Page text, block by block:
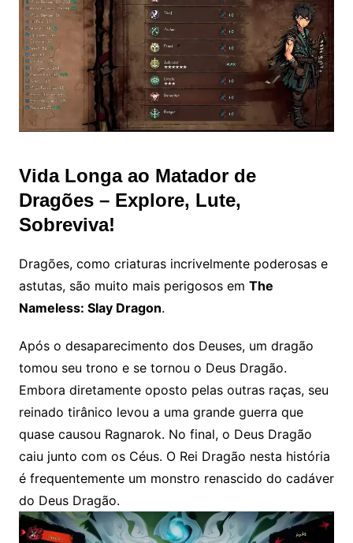
Vida Longa ao Matador de
Dragões – Explore, Lute,
Sobreviva!
Dragões, como criaturas incrivelmente poderosas e
astutas, são muito mais perigosos em The
Nameless: Slay Dragon.
Após o desaparecimento dos Deuses, um dragão
tomou seu trono e se tornou o Deus Dragão.
Embora diretamente oposto pelas outras raças, seu
reinado tirânico levou a uma grande guerra que
quase causou Ragnarok. No final, o Deus Dragão
caiu junto com os Céus. O Rei Dragão nesta história
é frequentemente um monstro renascido do cadáver
do Deus Dragão.